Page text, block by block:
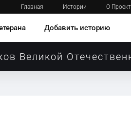
Главная Истории О
Добавить историю
Великой